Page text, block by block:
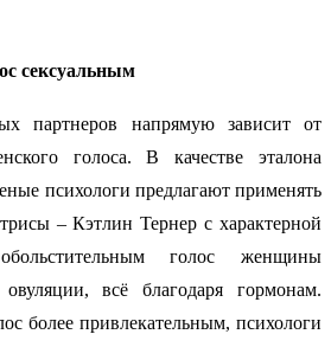
сексуальным
партнеров напрямую зависит от
голоса. В качестве эталона
психологи предлагают применять
– Кэтлин Тернер с характерной
голос женщины
всё благодаря гормонам.
более привлекательным, психологи